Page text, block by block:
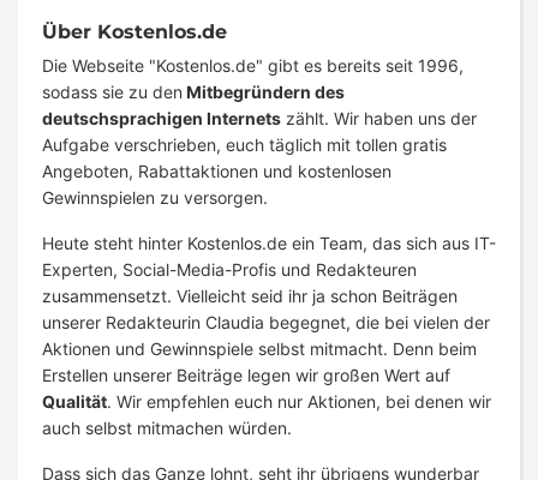
Über Kostenlos.de
Die Webseite "Kostenlos.de" gibt es bereits seit 1996,
sodass sie zu den Mitbegründern des
deutschsprachigen Internets zählt. Wir haben uns der
Aufgabe verschrieben, euch täglich mit tollen gratis
Angeboten, Rabattaktionen und kostenlosen
Gewinnspielen zu versorgen.
Heute steht hinter Kostenlos.de ein Team, das sich aus IT-
Experten, Social-Media-Profis und Redakteuren
zusammensetzt. Vielleicht seid ihr ja schon Beiträgen
unserer Redakteurin Claudia begegnet, die bei vielen der
Aktionen und Gewinnspiele selbst mitmacht. Denn beim
Erstellen unserer Beiträge legen wir großen Wert auf
Qualität. Wir empfehlen euch nur Aktionen, bei denen wir
auch selbst mitmachen würden.
Dass sich das Ganze lohnt, seht ihr übrigens wunderbar